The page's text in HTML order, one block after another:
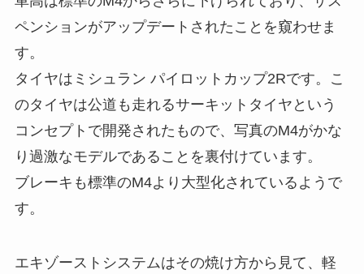
ペンションがアップデートされたことを窺わせま
す。
タイヤはミシュラン パイロットカップ2Rです。こ
のタイヤは公道も走れるサーキットタイヤという
コンセプトで開発されたもので、写真のM4がかな
り過激なモデルであることを裏付けています。
ブレーキも標準のM4より大型化されているようで
す。
エキゾーストシステムはその焼け方から見て、軽